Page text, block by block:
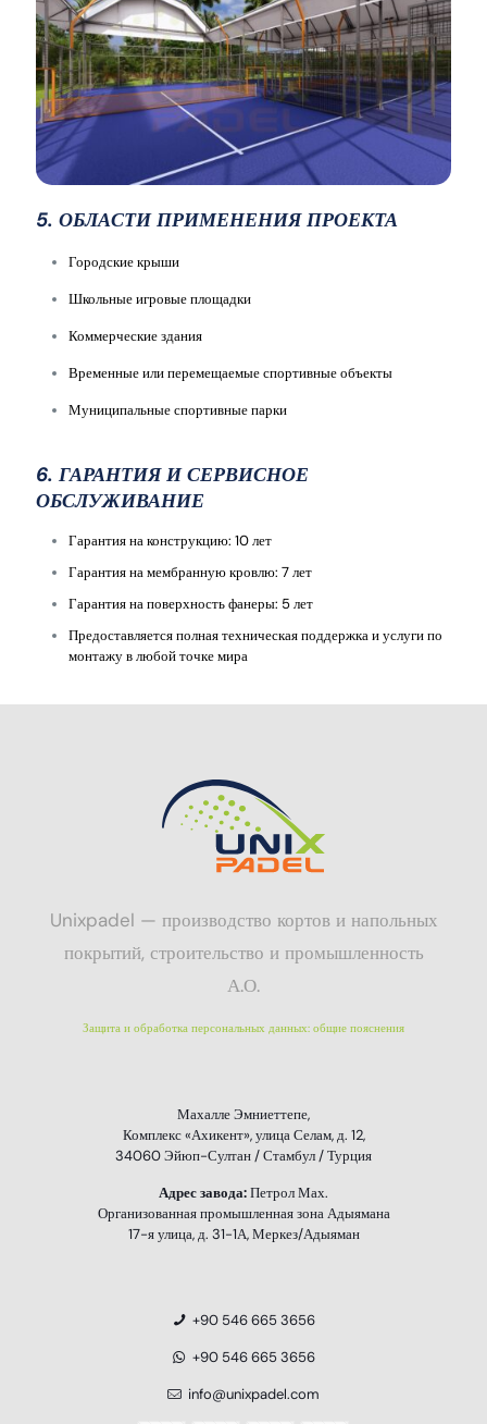
5. ОБЛАСТИ ПРИМЕНЕНИЯ ПРОЕКТА
Городские крыши
Школьные игровые площадки
Коммерческие здания
Временные или перемещаемые спортивные объекты
Муниципальные спортивные парки
6. ГАРАНТИЯ И СЕРВИСНОЕ
ОБСЛУЖИВАНИЕ
Гарантия на конструкцию: 10 лет
Гарантия на мембранную кровлю: 7 лет
Гарантия на поверхность фанеры: 5 лет
Предоставляется полная техническая поддержка и услуги по
монтажу в любой точке мира
Unixpadel — производство кортов и напольных
покрытий, строительство и промышленность
А.О.
Защита и обработка персональных данных: общие пояснения
Махалле Эмниеттепе,
Комплекс «Ахикент», улица Селам, д. 12,
34060 Эйюп-Султан / Стамбул / Турция
Адрес завода:Петрол Мах.
Организованная промышленная зона Адыямана
17-я улица, д. 31-1А, Меркез/Адыяман
+90 546 665 3656
+90 546 665 3656
info@unixpadel.com